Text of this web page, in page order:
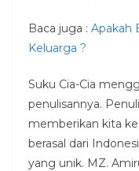
Baca juga : Apakah
Keluarga ?
Suku Cia-Cia
penulisannya.
memberikan kita
berasal dari
yang unik. MZ.